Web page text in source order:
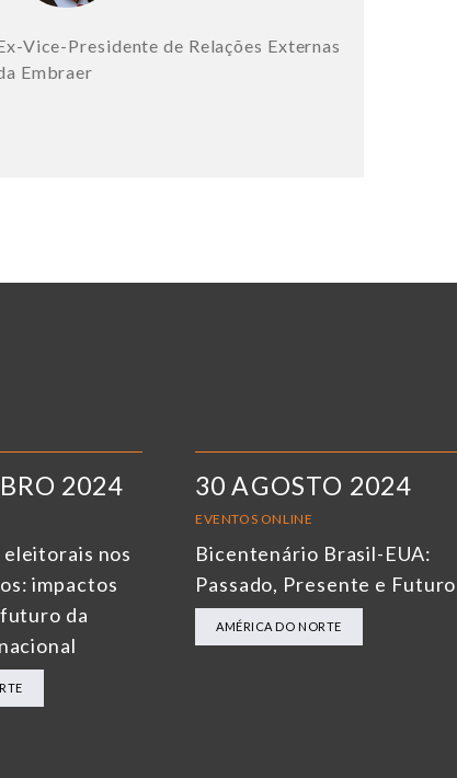
Vice-Presidente de Relações Externas
Embraer
2024
nos
impactos
da
30 AGOSTO 2024
EVENTOS ONLINE
Bicentenário Brasil-EUA:
Passado, Presente e Futuro
AMÉRICA DO NORTE